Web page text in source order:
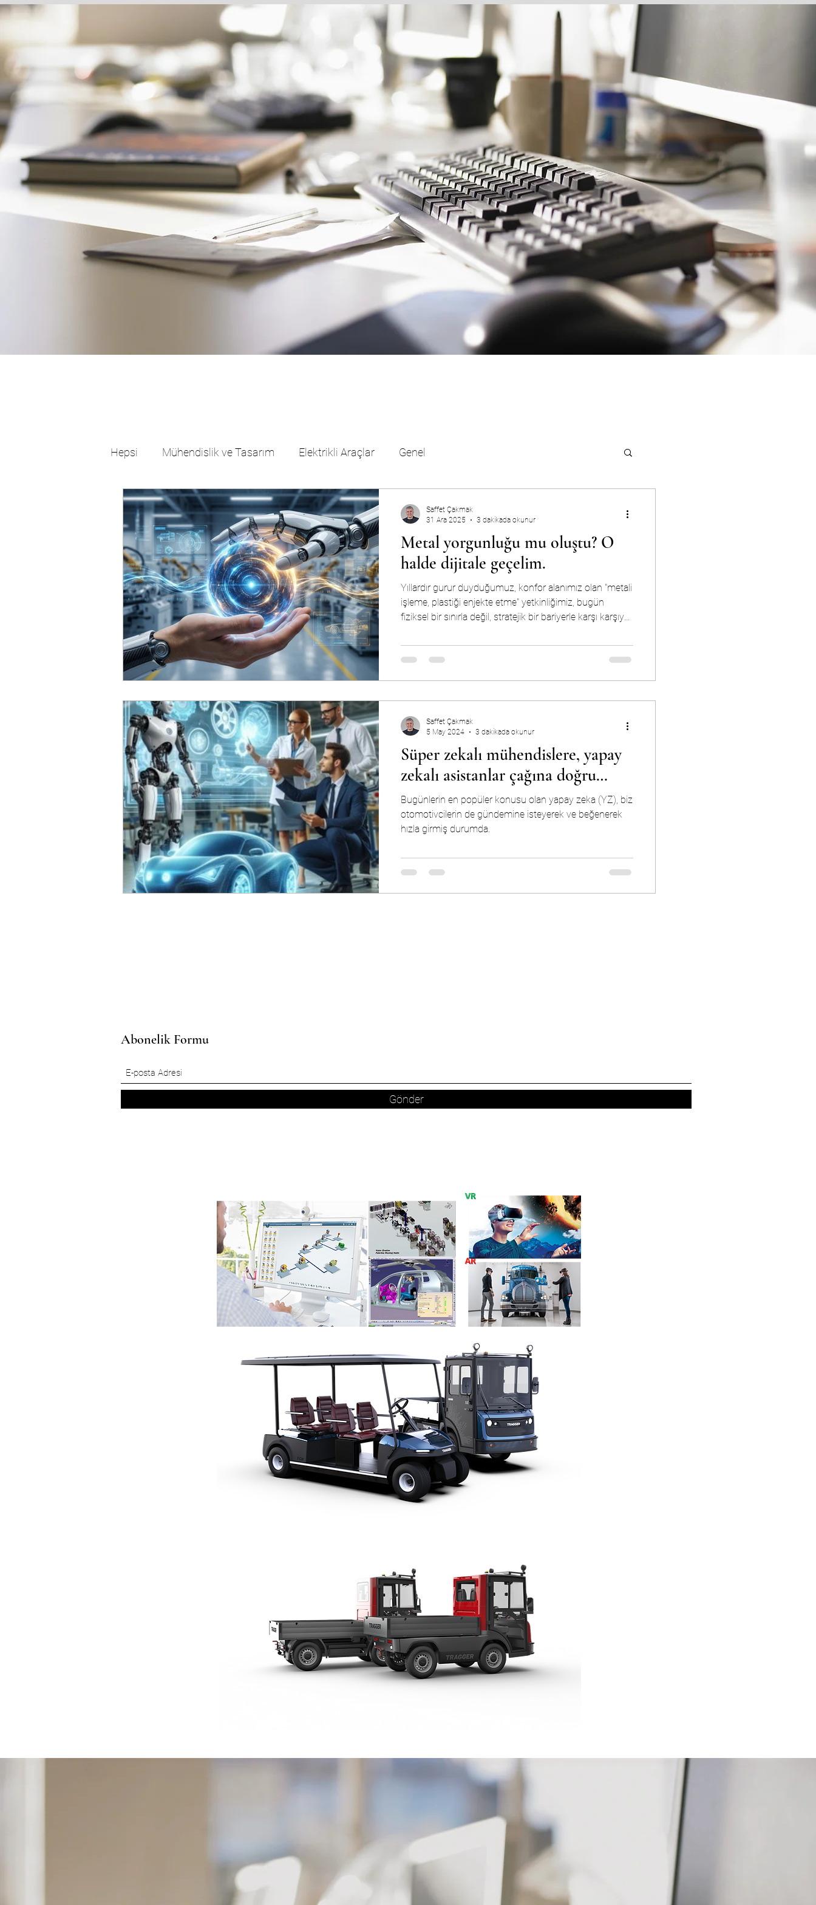
Hepsi Mühendislik ve Tasarım Elektrikli Araçlar Genel
Metal yorgunluğu mu oluştu? O
halde dijitale geçelim.
Yıllardır gurur duyduğumuz, konfor alanımız olan "metali
işleme, plastiği enjekte etme" yetkinliğimiz, bugün
fiziksel bir sınırla değil, stratejik bir bariyerle karşı karşıya.
Peki ya iş modellerimiz? Geleneksel sanayiciler olarak
bizler de bu "metal yorgunluğuna" kapılma riskiyle mi
Saffet Çakmak
31 Ara 2025
3 dakikada okunur
Süper zekalı mühendislere, yapay
zekalı asistanlar çağına doğru…
Bugünlerin en popüler konusu olan yapay zeka (YZ), biz
otomotivcilerin de gündemine isteyerek ve beğenerek
hızla girmiş durumda.
Saffet Çakmak
5 May 2024
3 dakikada okunur
Abonelik Formu
Gönder